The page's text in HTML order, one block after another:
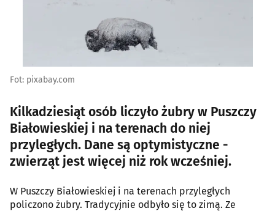
Fot: pixabay.com
Kilkadziesiąt osób liczyło żubry w Puszczy
Białowieskiej i na terenach do niej
przyległych. Dane są optymistyczne -
zwierząt jest więcej niż rok wcześniej.
W Puszczy Białowieskiej i na terenach przyległych
policzono żubry. Tradycyjnie odbyło się to zimą. Ze